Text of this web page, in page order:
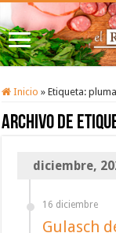
Inicio » Etiqueta:
Archivo de
diciembre,
16 diciembre
Gulasch